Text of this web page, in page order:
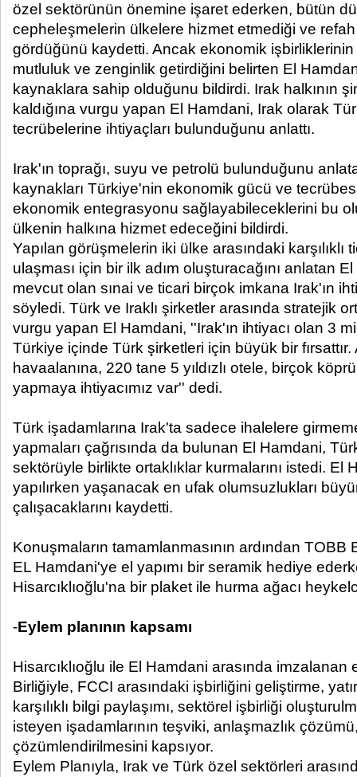
özel sektörünün önemine işaret ederken, bütün
cepheleşmelerin ülkelere hizmet etmediği ve refah
gördüğünü kaydetti. Ancak ekonomik
mutluluk ve zenginlik getirdiğini belirten El
kaynaklara sahip olduğunu bildirdi. Irak halkının
kaldığına vurgu yapan El Hamdani, Irak olarak
tecrübelerine ihtiyaçları bulunduğunu anlattı.
Irak'ın toprağı, suyu ve petrolü bulunduğunu
kaynakları Türkiye'nin ekonomik gücü ve
ekonomik entegrasyonu sağlayabileceklerini bu
ülkenin halkına hizmet edeceğini bildirdi.
Yapılan görüşmelerin iki ülke arasındaki
ulaşması için bir ilk adım oluşturacağını anlatan
mevcut olan sınai ve ticari birçok imkana Irak'ın
söyledi. Türk ve Iraklı şirketler arasında stratejik
vurgu yapan El Hamdani, ''Irak'ın ihtiyacı olan 3
Türkiye içinde Türk şirketleri için büyük bir fırsattır.
havaalanına, 220 tane 5 yıldızlı otele, birçok
yapmaya ihtiyacımız var'' dedi.
Türk işadamlarına Irak'ta sadece ihalelere
yapmaları çağrısında da bulunan El Hamdani,
sektörüyle birlikte ortaklıklar kurmalarını istedi. El
yapılırken yaşanacak en ufak olumsuzlukları
çalışacaklarını kaydetti.
Konuşmaların tamamlanmasının ardından TOBB
EL Hamdani'ye el yapımı bir seramik hediye
Hisarcıklıoğlu'na bir plaket ile hurma ağacı
-Eylem planının kapsamı
Hisarcıklıoğlu ile El Hamdani arasında imzalanan
Birliğiyle, FCCI arasındaki işbirliğini geliştirme,
karşılıklı bilgi paylaşımı, sektörel işbirliği
isteyen işadamlarının teşviki, anlaşmazlık
çözümlendirilmesini kapsıyor.
Eylem Planıyla, Irak ve Türk özel sektörleri